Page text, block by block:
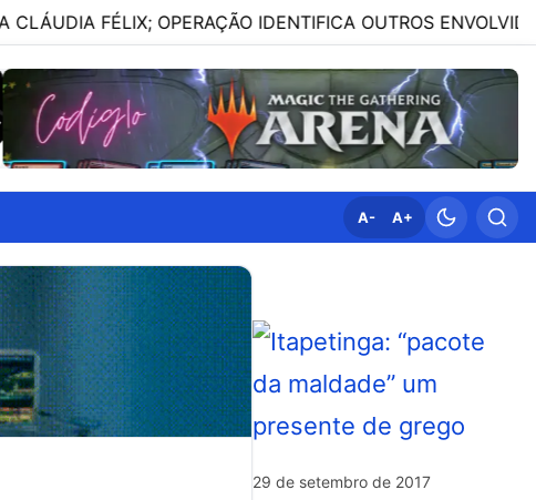
OPERAÇÃO IDENTIFICA OUTROS ENVOLVIDOS
A- A+
29 de setembro de 2017